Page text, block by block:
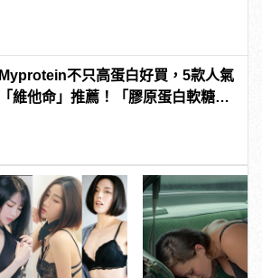
Myprotein不只高蛋白好買，5款人氣
「維他命」推薦！「膠原蛋白軟糖」